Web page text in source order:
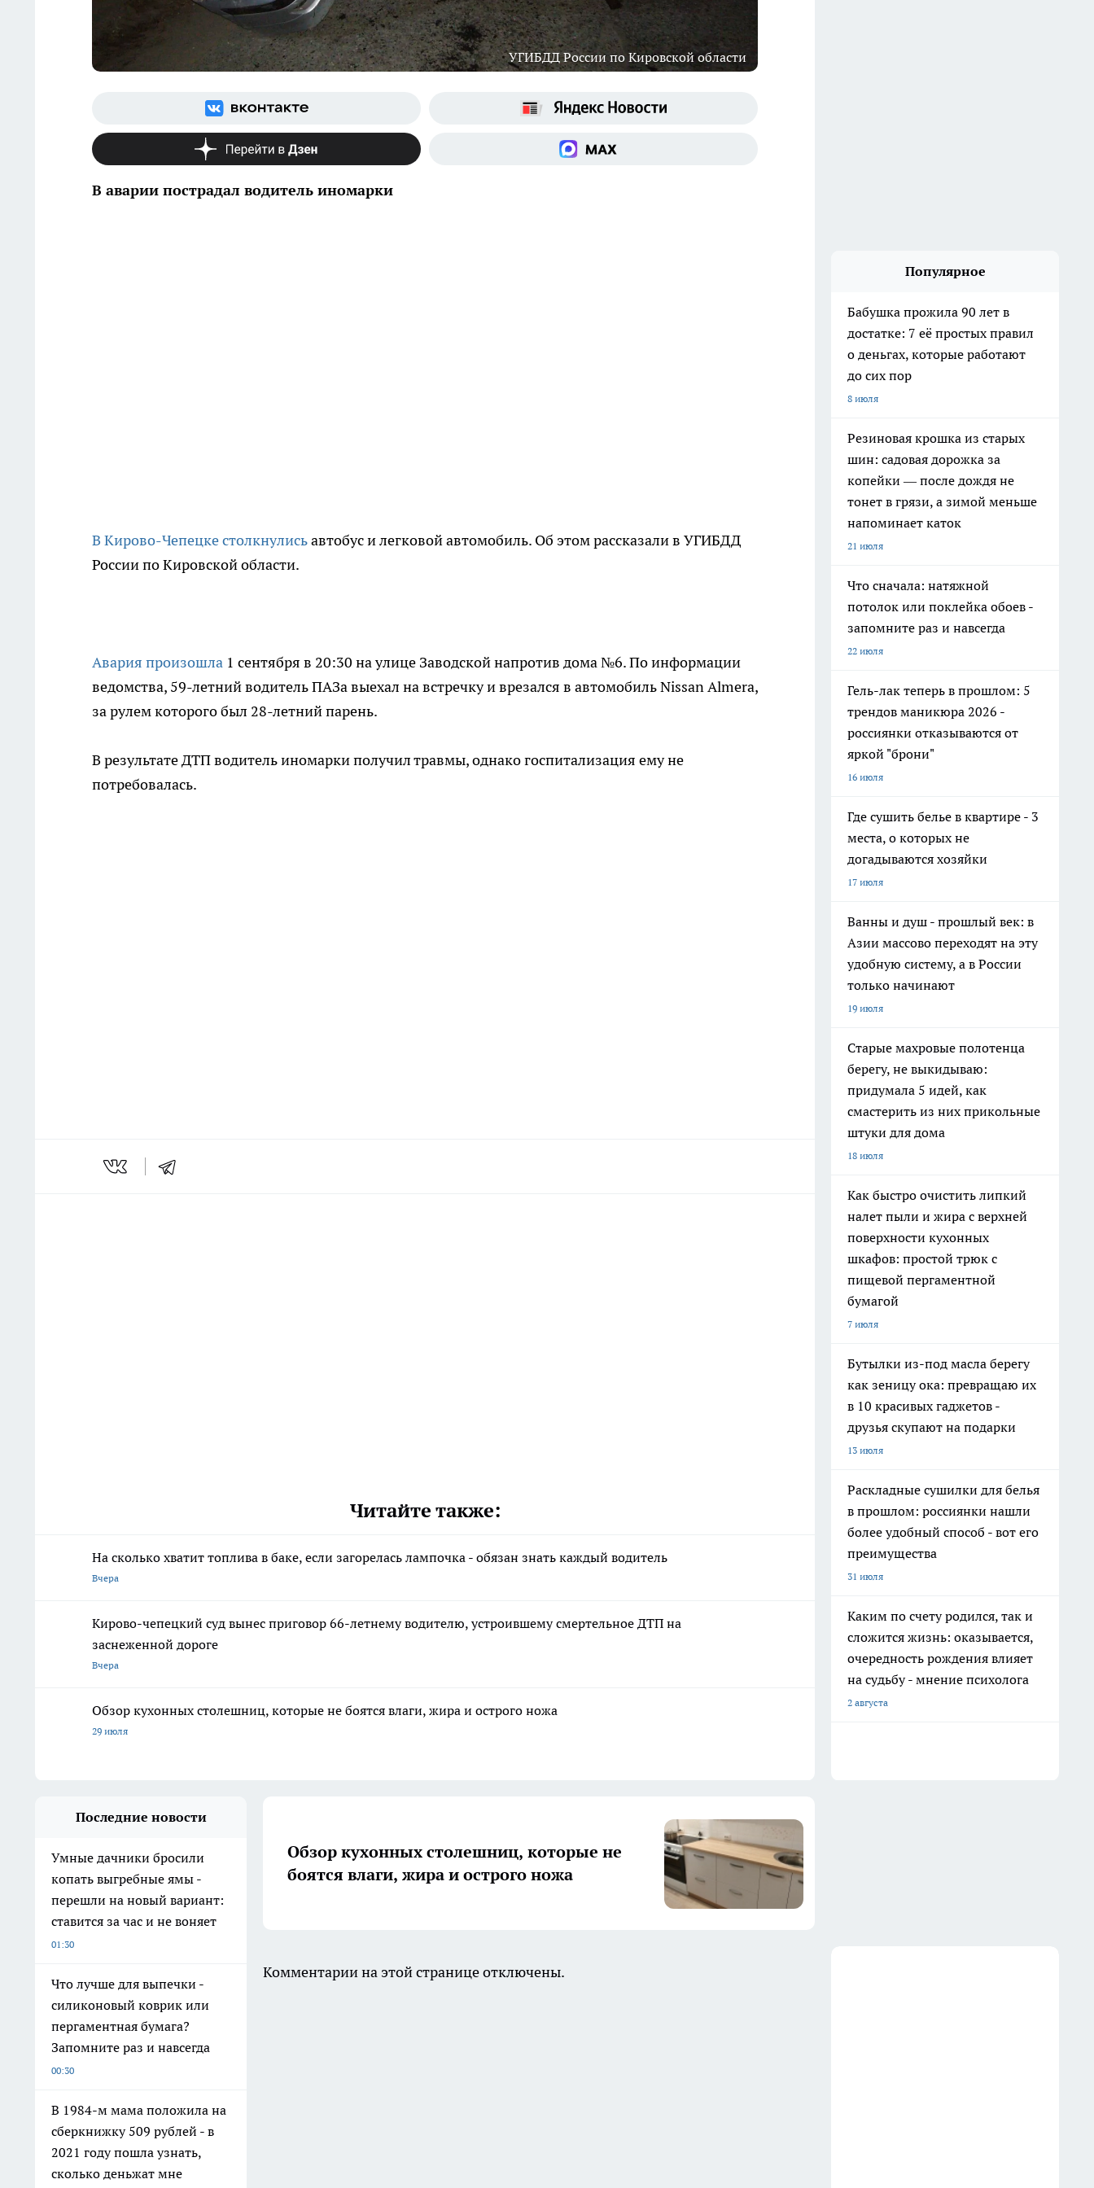
УГИБДД России по Кировской области
В аварии пострадал водитель иномарки
В Кирово-Чепецке столкнулисьавтобус и легковой автомобиль. Об этом рассказали в УГИБДД
России по Кировской области.
Авария произошла 1 сентября в 20:30 на улице Заводской напротив дома №6. По информации
ведомства, 59-летний водитель ПАЗа выехал на встречку и врезался в автомобиль Nissan Almera,
за рулем которого был 28-летний парень.
В результате ДТП водитель иномарки получил травмы, однако госпитализация ему не
потребовалась.
Читайте также:
На сколько хватит топлива в баке, если загорелась лампочка - обязан знать каждый водитель
Вчера
Кирово-чепецкий суд вынес приговор 66-летнему водителю, устроившему смертельное ДТП на
заснеженной дороге
Вчера
Обзор кухонных столешниц, которые не боятся влаги, жира и острого ножа
29 июля
Популярное
Бабушка прожила 90 лет в
достатке: 7 её простых правил
о деньгах, которые работают
до сих пор
8 июля
Резиновая крошка из старых
шин: садовая дорожка за
копейки — после дождя не
тонет в грязи, а зимой меньше
напоминает каток
21 июля
Что сначала: натяжной
потолок или поклейка обоев -
запомните раз и навсегда
22 июля
Гель-лак теперь в прошлом: 5
трендов маникюра 2026 -
россиянки отказываются от
яркой "брони"
16 июля
Где сушить белье в квартире - 3
места, о которых не
догадываются хозяйки
17 июля
Ванны и душ - прошлый век: в
Азии массово переходят на эту
удобную систему, а в России
только начинают
19 июля
Старые махровые полотенца
берегу, не выкидываю:
придумала 5 идей, как
смастерить из них прикольные
штуки для дома
18 июля
Как быстро очистить липкий
налет пыли и жира с верхней
поверхности кухонных
шкафов: простой трюк с
пищевой пергаментной
бумагой
7 июля
Бутылки из-под масла берегу
как зеницу ока: превращаю их
в 10 красивых гаджетов -
друзья скупают на подарки
13 июля
Раскладные сушилки для белья
в прошлом: россиянки нашли
более удобный способ - вот его
преимущества
31 июля
Каким по счету родился, так и
сложится жизнь: оказывается,
очередность рождения влияет
на судьбу - мнение психолога
2 августа
Последние новости
Умные дачники бросили
копать выгребные ямы -
перешли на новый вариант:
ставится за час и не воняет
01:30
Что лучше для выпечки -
силиконовый коврик или
пергаментная бумага?
Запомните раз и навсегда
00:30
В 1984-м мама положила на
сберкнижку 509 рублей - в
2021 году пошла узнать,
сколько деньжат мне
Обзор кухонных столешниц, которые не
боятся влаги, жира и острого ножа
Комментарии на этой странице отключены.